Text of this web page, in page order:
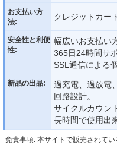
お支払い方
法:
クレジットカー
安全性と利便
性:
幅広いお支払い
365日24時間サ
SSL通信による
新品の出品:
過充電、過放電
回路設計。
サイクルカウン
長時間で使用出
免責事項: 本サイトで販売されて